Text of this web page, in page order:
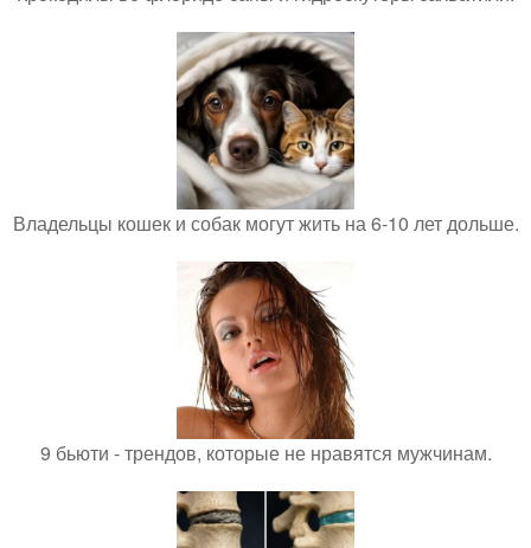
Владельцы кошек и собак могут жить на 6-10 лет дольше.
9 бьюти - трендов, которые не нравятся мужчинам.